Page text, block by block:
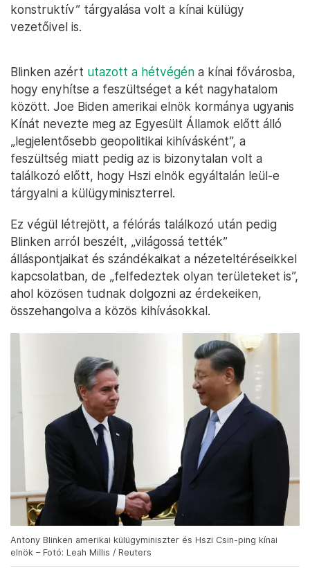
konstruktív” tárgyalása volt a kínai külügy
vezetőivel is.
Blinken azért utazott a hétvégén a kínai fővárosba,
hogy enyhítse a feszültséget a két nagyhatalom
között. Joe Biden amerikai elnök kormánya ugyanis
Kínát nevezte meg az Egyesült Államok előtt álló
„legjelentősebb geopolitikai kihívásként”, a
feszültség miatt pedig az is bizonytalan volt a
találkozó előtt, hogy Hszi elnök egyáltalán leül-e
tárgyalni a külügyminiszterrel.
Ez végül létrejött, a félórás találkozó után pedig
Blinken arról beszélt, „világossá tették”
álláspontjaikat és szándékaikat a nézeteltéréseikkel
kapcsolatban, de „felfedeztek olyan területeket is”,
ahol közösen tudnak dolgozni az érdekeiken,
összehangolva a közös kihívásokkal.
Antony Blinken amerikai külügyminiszter és Hszi Csin-ping kínai
elnök – Fotó: Leah Millis / Reuters